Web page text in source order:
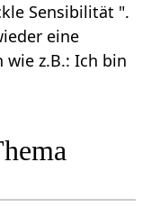
Sensibilität ".
eine
z.B.: Ich bin